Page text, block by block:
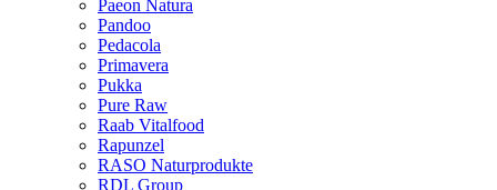
Paeon Natura
Pandoo
Pedacola
Primavera
Pukka
Pure Raw
Raab Vitalfood
Rapunzel
RASO Naturprodukte
RDL Group